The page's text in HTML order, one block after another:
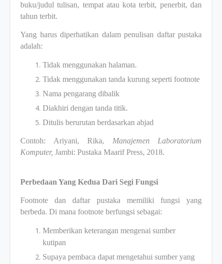
buku/judul tulisan, tempat atau kota terbit, penerbit, dan
tahun terbit.
Yang harus diperhatikan dalam penulisan daftar pustaka
adalah:
Tidak menggunakan halaman.
Tidak menggunakan tanda kurung seperti footnote
Nama pengarang dibalik
Diakhiri dengan tanda titik.
Ditulis berurutan berdasarkan abjad
Contoh: Ariyani, Rika, Manajemen Laboratorium
Komputer, Jambi: Pustaka Maarif Press, 2018.
Perbedaan Yang Kedua Dari Segi Fungsi
Footnote dan daftar pustaka memiliki fungsi yang
berbeda. Di mana footnote berfungsi sebagai:
Memberikan keterangan mengenai sumber
kutipan
Supaya pembaca dapat mengetahui sumber yang